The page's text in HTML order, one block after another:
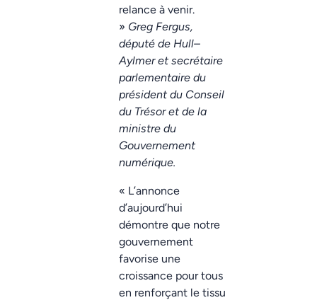
relance à venir.
» Greg Fergus,
député de Hull–
Aylmer et secrétaire
parlementaire du
président du Conseil
du Trésor et de la
ministre du
Gouvernement
numérique.
« L’annonce
d’aujourd’hui
démontre que notre
gouvernement
favorise une
croissance pour tous
en renforçant le tissu